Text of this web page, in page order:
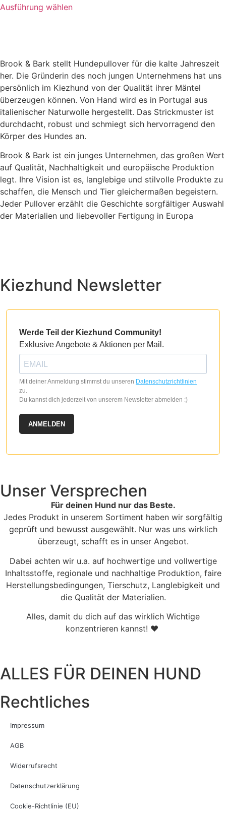
Ausführung wählen
Brook & Bark stellt Hundepullover für die kalte Jahreszeit
her. Die Gründerin des noch jungen Unternehmens hat uns
persönlich im Kiezhund von der Qualität ihrer Mäntel
überzeugen können. Von Hand wird es in Portugal aus
italienischer Naturwolle hergestellt. Das Strickmuster ist
durchdacht, robust und schmiegt sich hervorragend den
Körper des Hundes an.
Brook & Bark ist ein junges Unternehmen, das großen Wert
auf Qualität, Nachhaltigkeit und europäische Produktion
legt. Ihre Vision ist es, langlebige und stilvolle Produkte zu
schaffen, die Mensch und Tier gleichermaßen begeistern.
Jeder Pullover erzählt die Geschichte sorgfältiger Auswahl
der Materialien und liebevoller Fertigung in Europa
Kiezhund Newsletter
Werde Teil der Kiezhund Community!
Exklusive Angebote & Aktionen per Mail.
Mit deiner Anmeldung stimmst du unseren Datenschutzrichtlinien
zu.
Du kannst dich jederzeit von unserem Newsletter abmelden :)
ANMELDEN
Unser Versprechen
Für deinen Hund nur das Beste.
Jedes Produkt in unserem Sortiment haben wir sorgfältig
geprüft und bewusst ausgewählt. Nur was uns wirklich
überzeugt, schafft es in unser Angebot.
Dabei achten wir u.a. auf hochwertige und vollwertige
Inhaltsstoffe, regionale und nachhaltige Produktion, faire
Herstellungsbedingungen, Tierschutz, Langlebigkeit und
die Qualität der Materialien.
Alles, damit du dich auf das wirklich Wichtige
konzentrieren kannst! ♥
ALLES FÜR DEINEN HUND
Rechtliches
Impressum
AGB
Widerrufsrecht
Datenschutzerklärung
Cookie-Richtlinie (EU)